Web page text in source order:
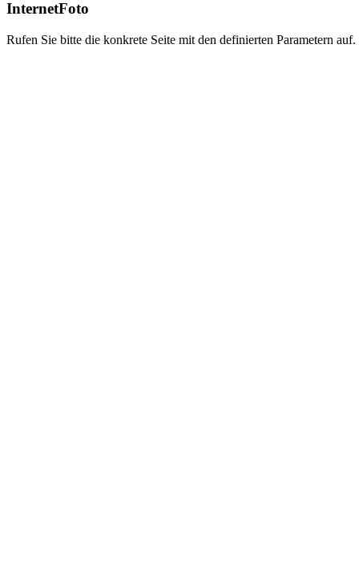
InternetFoto
Rufen Sie bitte die konkrete Seite mit den definierten Parametern auf.